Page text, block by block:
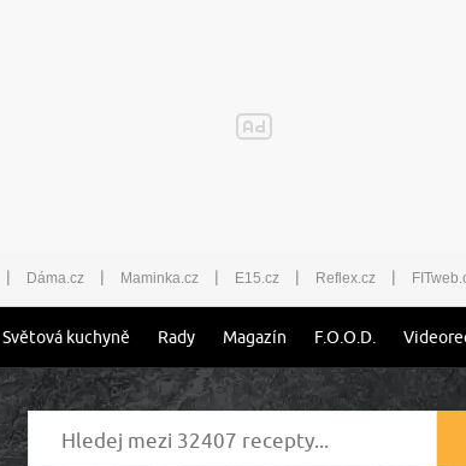
| Dáma.cz | Maminka.cz | E15.cz | Reflex.cz |
Světová kuchyně Rady Magazín F.O.O.D.